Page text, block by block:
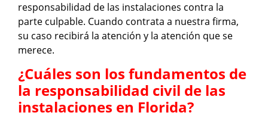
responsabilidad de las instalaciones contra la
parte culpable. Cuando contrata a nuestra firma,
su caso recibirá la atención y la atención que se
merece.
¿Cuáles son los fundamentos de
la responsabilidad civil de las
instalaciones en Florida?